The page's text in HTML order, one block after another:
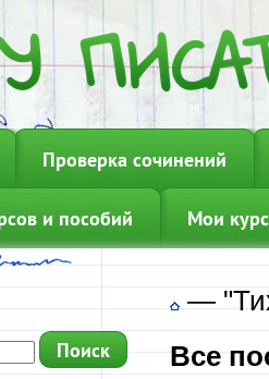
Проверка сочинений
и пособий Мои
—
Все